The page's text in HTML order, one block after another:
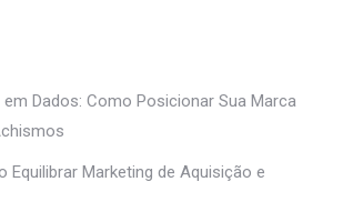
Dados: Como Posicionar Sua Marca
Equilibrar Marketing de Aquisição e